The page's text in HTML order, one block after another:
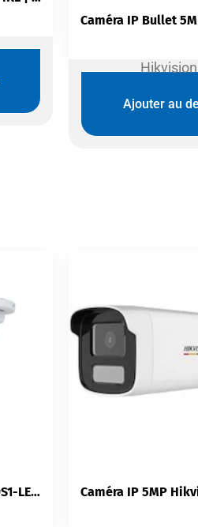
Hikvision
Ajouter au
Dahua DH-IPC-HFW1239S1-LED-S5 — Caméra IP 2MP Full Color | H.265+ | LED 15 m | IP67 | PoE